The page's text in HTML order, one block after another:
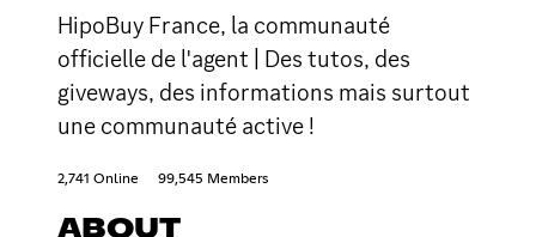
HipoBuy France, la communauté
officielle de l'agent | Des tutos, des
giveways, des informations mais surtout
une communauté active !
2,741 Online 99,545 Members
ABOUT